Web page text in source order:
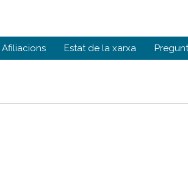
Estat de la xarxa
Afiliacions